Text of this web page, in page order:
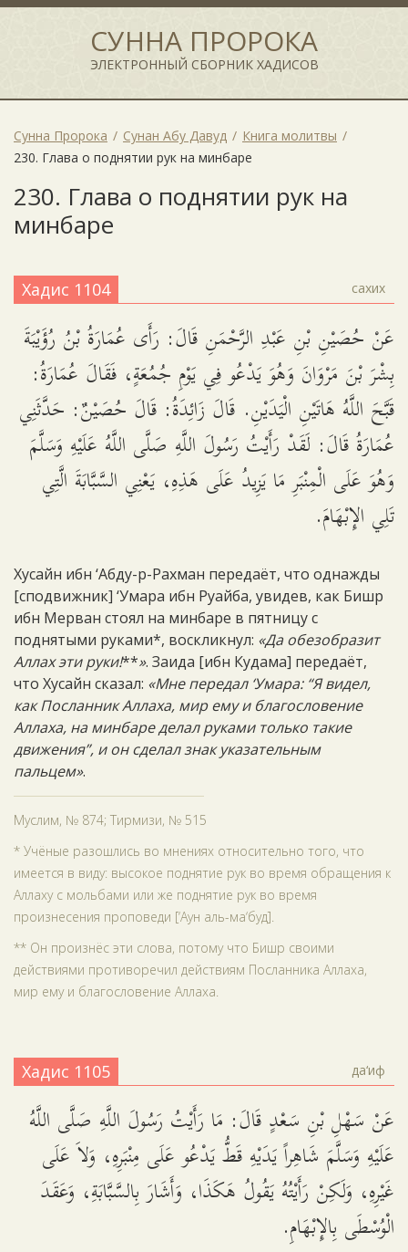
СУННА ПРОРОКА
ЭЛЕКТРОННЫЙ СБОРНИК ХАДИСОВ
Сунна Пророка Сунан Абу Давуд
Книга молитвы
230. Глава о поднятии рук на минбаре
230. Глава о поднятии рук на
минбаре
Хадис 1104 сахих
عَنْ حُصَيْنِ بْنِ عَبْدِ الرَّحْمَنِ قَالَ: رَأَى عُمَارَةُ بْنُ رُؤَيْبَةَ
بِشْرَ بْنَ مَرْوَانَ وَهُوَ يَدْعُو فِي يَوْمِ جُمُعَةٍ، فَقَالَ عُمَارَةُ:
قَبَّحَ اللَّهُ هَاتَيْنِ الْيَدَيْنِ. قَالَ زَائِدَةُ: قَالَ حُصَيْنٌ: حَدَّثَنِي
عُمَارَةُ قَالَ: لَقَدْ رَأَيْتُ رَسُولَ اللَّهِ صَلَّى اللَّهُ عَلَيْهِ وَسَلَّمَ
وَهُوَ عَلَى الْمِنْبَرِ مَا يَزِيدُ عَلَى هَذِهِ، يَعْنِي السَّبَّابَةَ الَّتِي
تَلِي الإِبْهَامَ.
Хусайн ибн ‘Абду-р-Рахман передаёт, что однажды
[сподвижник] ‘Умара ибн Руайба, увидев, как Бишр
ибн Мерван стоял на минбаре в пятницу с
поднятыми руками*, воскликнул: «Да обезобразит
Аллах эти руки!**». Заида [ибн Кудама] передаёт,
что Хусайн сказал: «Мне передал ‘Умара: “Я видел,
как Посланник Аллаха, мир ему и благословение
Аллаха, на минбаре делал руками только такие
движения”, и он сделал знак указательным
пальцем».
Муслим, № 874; Тирмизи, № 515
* Учёные разошлись во мнениях относительно того, что
имеется в виду: высокое поднятие рук во время обращения к
Аллаху с мольбами или же поднятие рук во время
произнесения проповеди [‘Аун аль-ма‘буд].
** Он произнёс эти слова, потому что Бишр своими
действиями противоречил действиям Посланника Аллаха,
мир ему и благословение Аллаха.
Хадис 1105 да‘иф
عَنْ سَهْلِ بْنِ سَعْدٍ قَالَ: مَا رَأَيْتُ رَسُولَ اللَّهِ صَلَّى اللَّهُ
عَلَيْهِ وَسَلَّمَ شَاهِراً يَدَيْهِ قَطُّ يَدْعُو عَلَى مِنْبَرِهِ، وَلاَ عَلَى
غَيْرِهِ، وَلَكِنْ رَأَيْتُهُ يَقُولُ هَكَذَا، وَأَشَارَ بِالسَّبَّابَةِ، وَعَقَدَ
الْوُسْطَى بِالإِبْهَامِ.